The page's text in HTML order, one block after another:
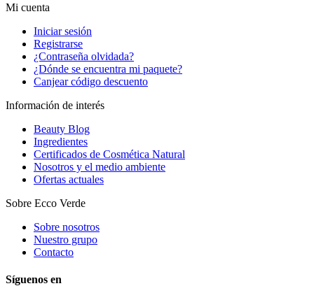
Mi cuenta
Iniciar sesión
Registrarse
¿Contraseña olvidada?
¿Dónde se encuentra mi paquete?
Canjear código descuento
Información de interés
Beauty Blog
Ingredientes
Certificados de Cosmética Natural
Nosotros y el medio ambiente
Ofertas actuales
Sobre Ecco Verde
Sobre nosotros
Nuestro grupo
Contacto
Síguenos en